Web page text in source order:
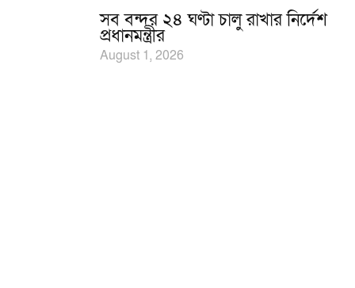
সব বন্দর ২৪ ঘণ্টা চালু রাখার নির্দেশ
প্রধানমন্ত্রীর
August 1, 2026